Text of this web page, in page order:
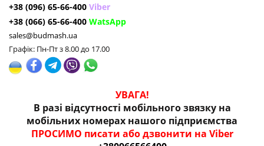
+38 (096) 65-66-400 Viber
+38 (066) 65-66-400 WatsApp
sales@budmash.ua
Графік: Пн-Пт з 8.00 до 17.00
УВАГА!
В разі відсутності мобільного звязку на
мобільних номерах нашого підприємства
ПРОСИМО писати або дзвонити на Viber